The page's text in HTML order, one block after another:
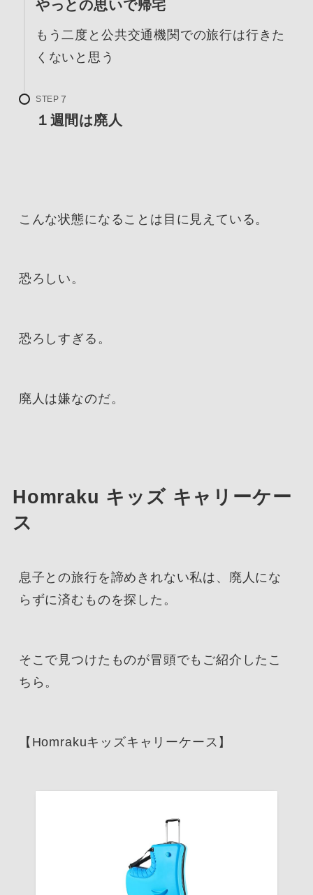
やっとの思いで帰宅
もう二度と公共交通機関での旅行は行きた
くないと思う
STEP
１週間は廃人
こんな状態になることは目に見えている。
恐ろしい。
恐ろしすぎる。
廃人は嫌なのだ。
Homraku キッズ キャリーケー
ス
息子との旅行を諦めきれない私は、廃人にな
らずに済むものを探した。
そこで見つけたものが冒頭でもご紹介したこ
ちら。
【Homrakuキッズキャリーケース】